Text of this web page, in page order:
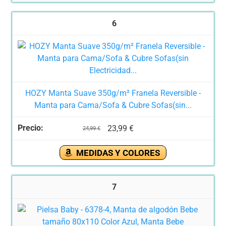
6
HOZY Manta Suave 350g/m² Franela Reversible -
Manta para Cama/Sofa & Cubre Sofas(sin...
24,99 € 23,99 €
MEDIDAS Y COLORES
7